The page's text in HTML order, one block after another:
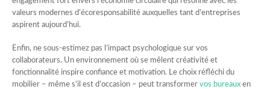
valeurs modernes d’écoresponsabilité auxquelles tant d’entreprises
aspirent aujourd’hui.
Enfin, ne sous-estimez pas l’impact psychologique sur vos
collaborateurs. Un environnement où se mêlent créativité et
fonctionnalité inspire confiance et motivation. Le choix réfléchi du
mobilier – même s’il est d’occasion – peut transformer vos bureaux en